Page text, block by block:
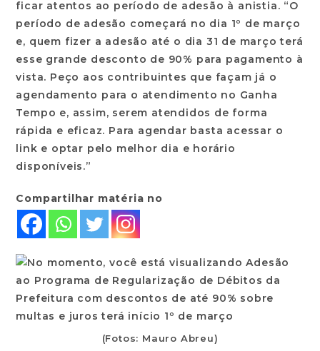
ficar atentos ao período de adesão à anistia. “O
período de adesão começará no dia 1º de março
e, quem fizer a adesão até o dia 31 de março terá
esse grande desconto de 90% para pagamento à
vista. Peço aos contribuintes que façam já o
agendamento para o atendimento no Ganha
Tempo e, assim, serem atendidos de forma
rápida e eficaz. Para agendar basta acessar o
link e optar pelo melhor dia e horário
disponíveis.”
Compartilhar matéria no
(Fotos: Mauro Abreu)